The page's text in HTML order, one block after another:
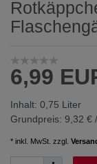
6,99
Inhalt: 0,75 Liter
Grundpreis: 9,32 €
* inkl. MwSt. zzgl.